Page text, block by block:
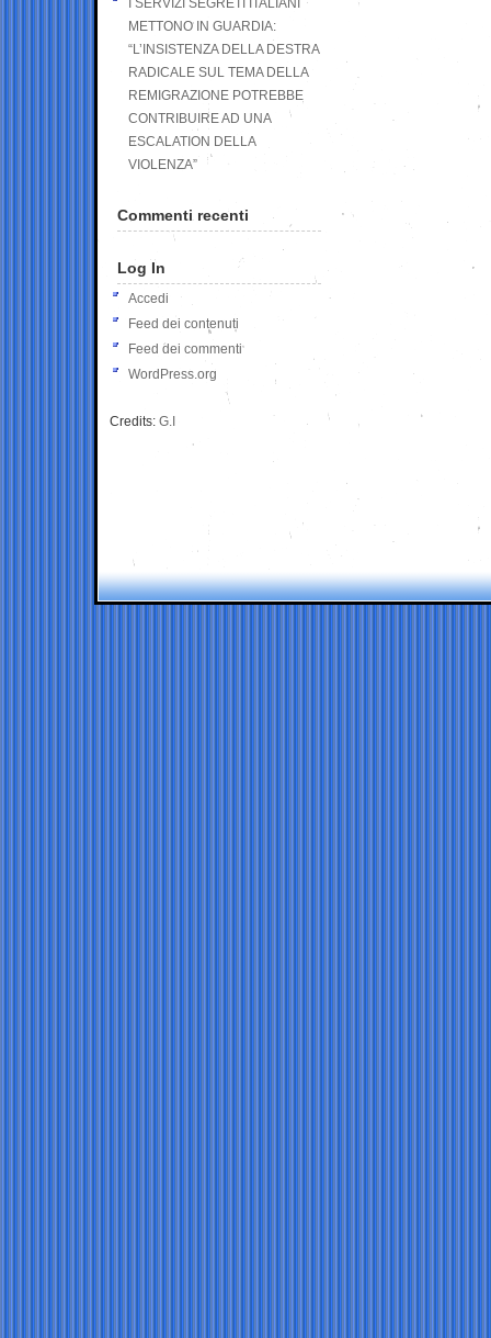
I SERVIZI SEGRETI ITALIANI
METTONO IN GUARDIA:
“L’INSISTENZA DELLA DESTRA
RADICALE SUL TEMA DELLA
REMIGRAZIONE POTREBBE
CONTRIBUIRE AD UNA
ESCALATION DELLA
VIOLENZA”
Commenti recenti
Log In
Accedi
Feed dei contenuti
Feed dei commenti
WordPress.org
Credits: G.I